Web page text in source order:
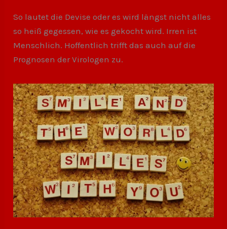
So lautet die Devise oder es wird längst nicht alles
so heiß gegessen, wie es gekocht wird. Irren ist
Menschlich. Hoffentlich trifft das auch auf die
Prognosen der Virologen zu.